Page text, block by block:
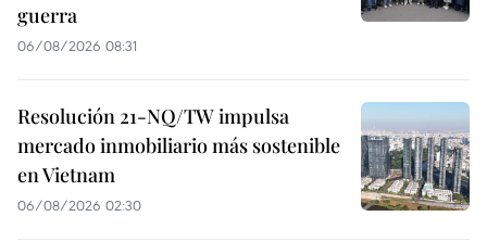
guerra
06/08/2026 08:31
Resolución 21-NQ/TW impulsa
mercado inmobiliario más sostenible
en Vietnam
06/08/2026 02:30